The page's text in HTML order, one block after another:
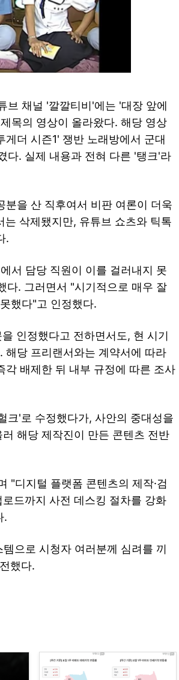
브 채널 '깔깔티비'에는 '대장 앞에
목의 영상이 올라왔다. 해당 영상
더 시즌1' 쟁반 노래방에서 군대
다. 실제 내용과 전혀 다른 '탱크'라
분을 산 직후여서 비판 여론이 더욱
삭제됐지만, 유튜브 쇼츠와 틱톡
.
서 담당 직원이 이를 걸러내지 못
다. 그러면서 "시기적으로 매우 잘
했다"고 인정했다.
인정했다고 전하면서도, 현 시기
해당 프리랜서와는 계약서에 따라
각 배제한 뒤 내부 규정에 따른 조사
크'로 수정했다가, 사안의 중대성을
해당 제작진이 만든 콘텐츠 전반
"디지털 플랫폼 콘텐츠의 제작·검
드까지 사전 데스킹 절차를 강화
.
으로 시청자 여러분께 심려를 끼
했다.